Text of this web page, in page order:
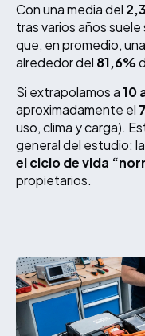
Con una media del
tras varios años
que, en promedio,
alrededor del 81,6%
Si extrapolamos a10
aproximadamente el
uso, clima y carga).
general del estudio:
el ciclo de vida
propietarios.